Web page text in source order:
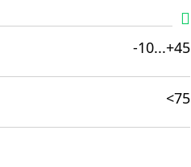
-10...+45
<75